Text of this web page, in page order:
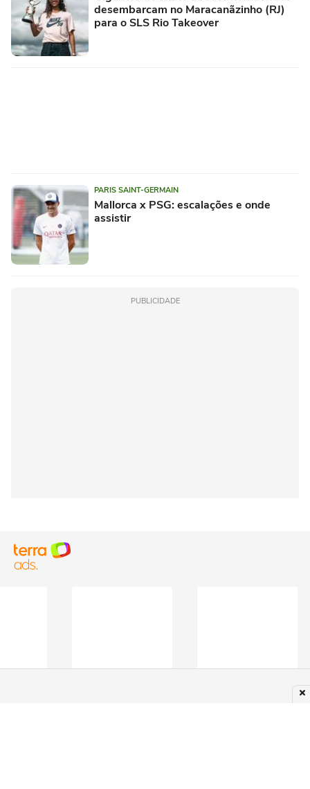
desembarcam no Maracanãzinho (RJ)
para o SLS Rio Takeover
PARIS SAINT-GERMAIN
Mallorca x PSG: escalações e onde
assistir
PUBLICIDADE